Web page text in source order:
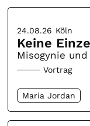
24.08.26 Köln
Keine
Misogynie
Vortrag
Maria Jordan